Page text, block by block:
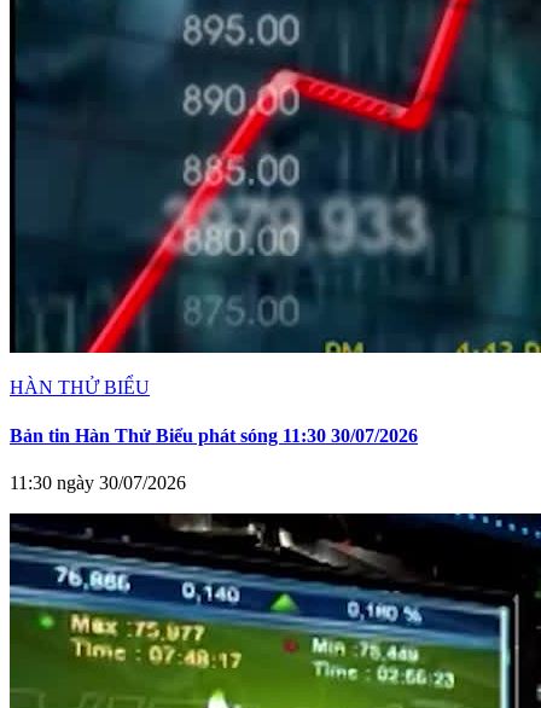
HÀN THỬ BIỂU
Bản tin Hàn Thử Biểu phát sóng 11:30 30/07/2026
11:30 ngày 30/07/2026